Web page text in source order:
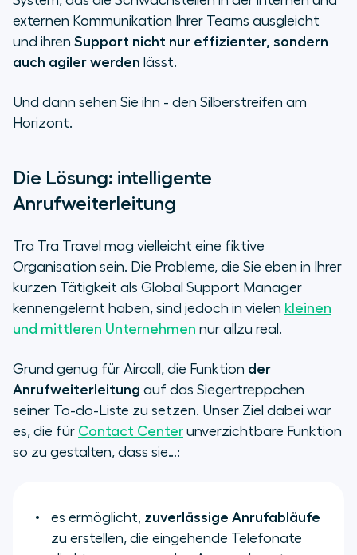
externen Kommunikation Ihrer Teams ausgleicht
und ihren Support nicht nur effizienter, sondern
auch agiler werden lässt.
Und dann sehen Sie ihn - den Silberstreifen am
Horizont.
Die Lösung: intelligente
Anrufweiterleitung
Tra Tra Travel mag vielleicht eine fiktive
Organisation sein. Die Probleme, die Sie eben in Ihrer
kurzen Tätigkeit als Global Support Manager
kennengelernt haben, sind jedoch in vielen kleinen
und mittleren Unternehmen nur allzu real.
Grund genug für Aircall, die Funktion der
Anrufweiterleitung auf das Siegertreppchen
seiner To-do-Liste zu setzen. Unser Ziel dabei war
es, die für Contact Center unverzichtbare Funktion
so zu gestalten, dass sie…:
es ermöglicht, zuverlässige Anrufabläufe
zu erstellen, die eingehende Telefonate